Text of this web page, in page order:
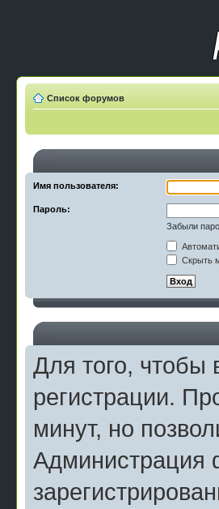
Список форумов
Имя пользователя:
Пароль:
Забыли
Скрыть
Для того,
регистрации.
минут, но
Администрация